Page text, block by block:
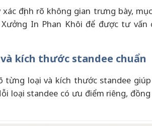
định rõ không gian trưng bày,
In Phan Khôi để được tư vấn
kích thước standee chuẩn
từng loại và kích thước standee
loại standee có ưu điểm riêng,